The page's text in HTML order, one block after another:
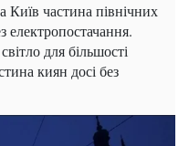
Київ частина північних
електропостачання.
для більшості
киян досі без